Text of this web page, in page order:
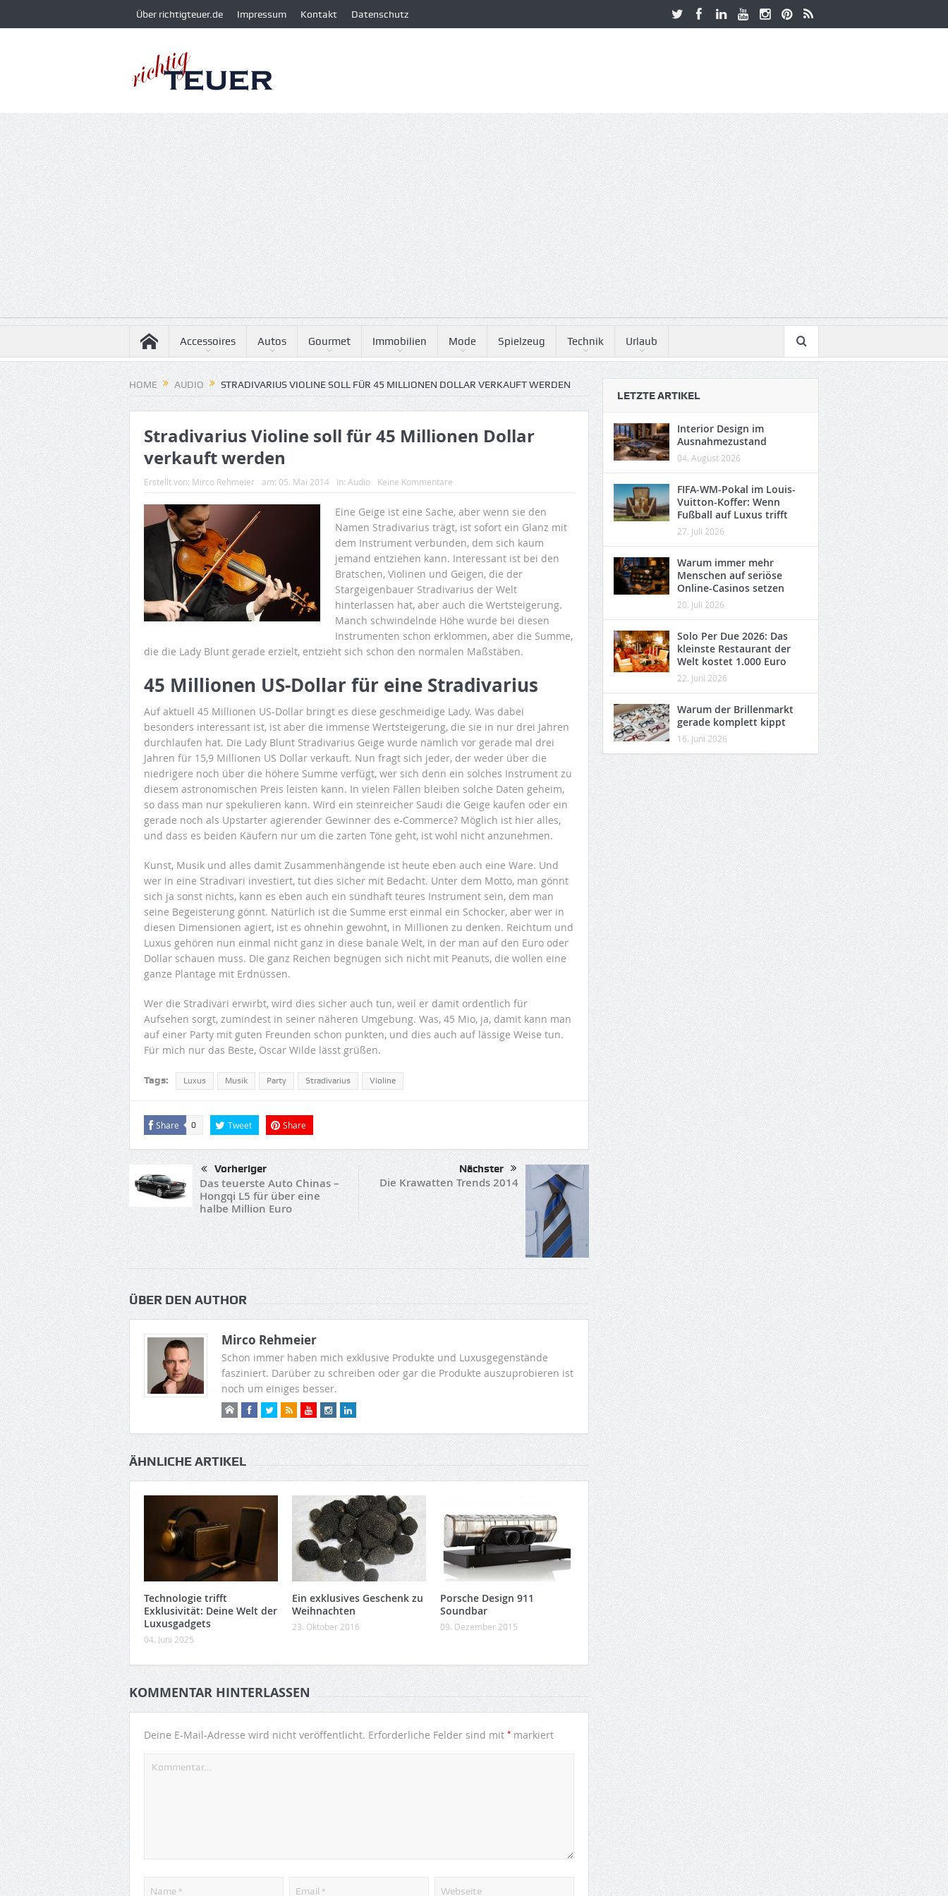
Über richtigteuer.de Impressum Kontakt Datenschutz
Accessoires Autos Gourmet Immobilien Mode Spielzeug Technik Urlaub
HOME AUDIO STRADIVARIUS VIOLINE SOLL FÜR 45 MILLIONEN DOLLAR VERKAUFT WERDEN
Stradivarius Violine soll für 45 Millionen Dollar
verkauft werden
Erstellt von: Mirco Rehmeier am: 05. Mai 2014 In: Audio Keine Kommentare
Eine Geige ist eine Sache, aber wenn sie den
Namen Stradivarius trägt, ist sofort ein Glanz mit
dem Instrument verbunden, dem sich kaum
jemand entziehen kann. Interessant ist bei den
Bratschen, Violinen und Geigen, die der
Stargeigenbauer Stradivarius der Welt
hinterlassen hat, aber auch die Wertsteigerung.
Manch schwindelnde Höhe wurde bei diesen
Instrumenten schon erklommen, aber die Summe,
die die Lady Blunt gerade erzielt, entzieht sich schon den normalen Maßstäben.
45 Millionen US-Dollar für eine Stradivarius
Auf aktuell 45 Millionen US-Dollar bringt es diese geschmeidige Lady. Was dabei
besonders interessant ist, ist aber die immense Wertsteigerung, die sie in nur drei Jahren
durchlaufen hat. Die Lady Blunt Stradivarius Geige wurde nämlich vor gerade mal drei
Jahren für 15,9 Millionen US Dollar verkauft. Nun fragt sich jeder, der weder über die
niedrigere noch über die höhere Summe verfügt, wer sich denn ein solches Instrument zu
diesem astronomischen Preis leisten kann. In vielen Fällen bleiben solche Daten geheim,
so dass man nur spekulieren kann. Wird ein steinreicher Saudi die Geige kaufen oder ein
gerade noch als Upstarter agierender Gewinner des e-Commerce? Möglich ist hier alles,
und dass es beiden Käufern nur um die zarten Töne geht, ist wohl nicht anzunehmen.
Kunst, Musik und alles damit Zusammenhängende ist heute eben auch eine Ware. Und
wer in eine Stradivari investiert, tut dies sicher mit Bedacht. Unter dem Motto, man gönnt
sich ja sonst nichts, kann es eben auch ein sündhaft teures Instrument sein, dem man
seine Begeisterung gönnt. Natürlich ist die Summe erst einmal ein Schocker, aber wer in
diesen Dimensionen agiert, ist es ohnehin gewohnt, in Millionen zu denken. Reichtum und
Luxus gehören nun einmal nicht ganz in diese banale Welt, in der man auf den Euro oder
Dollar schauen muss. Die ganz Reichen begnügen sich nicht mit Peanuts, die wollen eine
ganze Plantage mit Erdnüssen.
Wer die Stradivari erwirbt, wird dies sicher auch tun, weil er damit ordentlich für
Aufsehen sorgt, zumindest in seiner näheren Umgebung. Was, 45 Mio, ja, damit kann man
auf einer Party mit guten Freunden schon punkten, und dies auch auf lässige Weise tun.
Für mich nur das Beste, Oscar Wilde lässt grüßen.
Tags: Luxus Musik Party Stradivarius Violine
Share 0 Tweet Share
Vorheriger
Das teuerste Auto Chinas –
Hongqi L5 für über eine
halbe Million Euro
Nächster
Die Krawatten Trends 2014
ÜBER DEN AUTHOR
Mirco Rehmeier
Schon immer haben mich exklusive Produkte und Luxusgegenstände
fasziniert. Darüber zu schreiben oder gar die Produkte auszuprobieren ist
noch um einiges besser.
ÄHNLICHE ARTIKEL
Technologie trifft
Exklusivität: Deine Welt der
Luxusgadgets
04. Juni 2025
Ein exklusives Geschenk zu
Weihnachten
23. Oktober 2016
Porsche Design 911
Soundbar
09. Dezember 2015
KOMMENTAR HINTERLASSEN
Deine E-Mail-Adresse wird nicht veröffentlicht. Erforderliche Felder sind mit * markiert
LETZTE ARTIKEL
Interior Design im
Ausnahmezustand
04. August 2026
FIFA-WM-Pokal im Louis-
Vuitton-Koffer: Wenn
Fußball auf Luxus trifft
27. Juli 2026
Warum immer mehr
Menschen auf seriöse
Online-Casinos setzen
20. Juli 2026
Solo Per Due 2026: Das
kleinste Restaurant der
Welt kostet 1.000 Euro
22. Juni 2026
Warum der Brillenmarkt
gerade komplett kippt
16. Juni 2026